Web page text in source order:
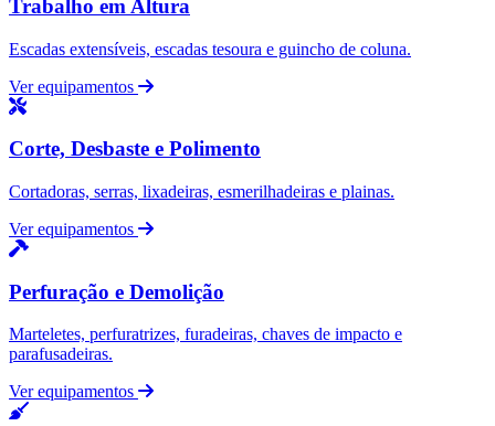
Trabalho em Altura
Escadas extensíveis, escadas tesoura e guincho de coluna.
Ver equipamentos
Corte, Desbaste e Polimento
Cortadoras, serras, lixadeiras, esmerilhadeiras e plainas.
Ver equipamentos
Perfuração e Demolição
Marteletes, perfuratrizes, furadeiras, chaves de impacto e
parafusadeiras.
Ver equipamentos